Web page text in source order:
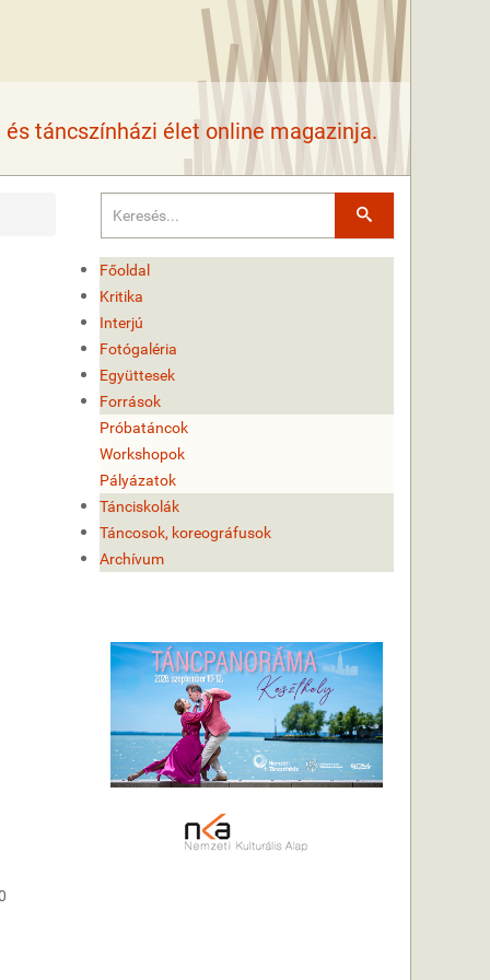
táncszínházi élet online magazinja.
Keresés
Főoldal
Kritika
Interjú
Fotógaléria
Együttesek
Források
Próbatáncok
Workshopok
Pályázatok
Tánciskolák
Táncosok, koreográfusok
Archívum